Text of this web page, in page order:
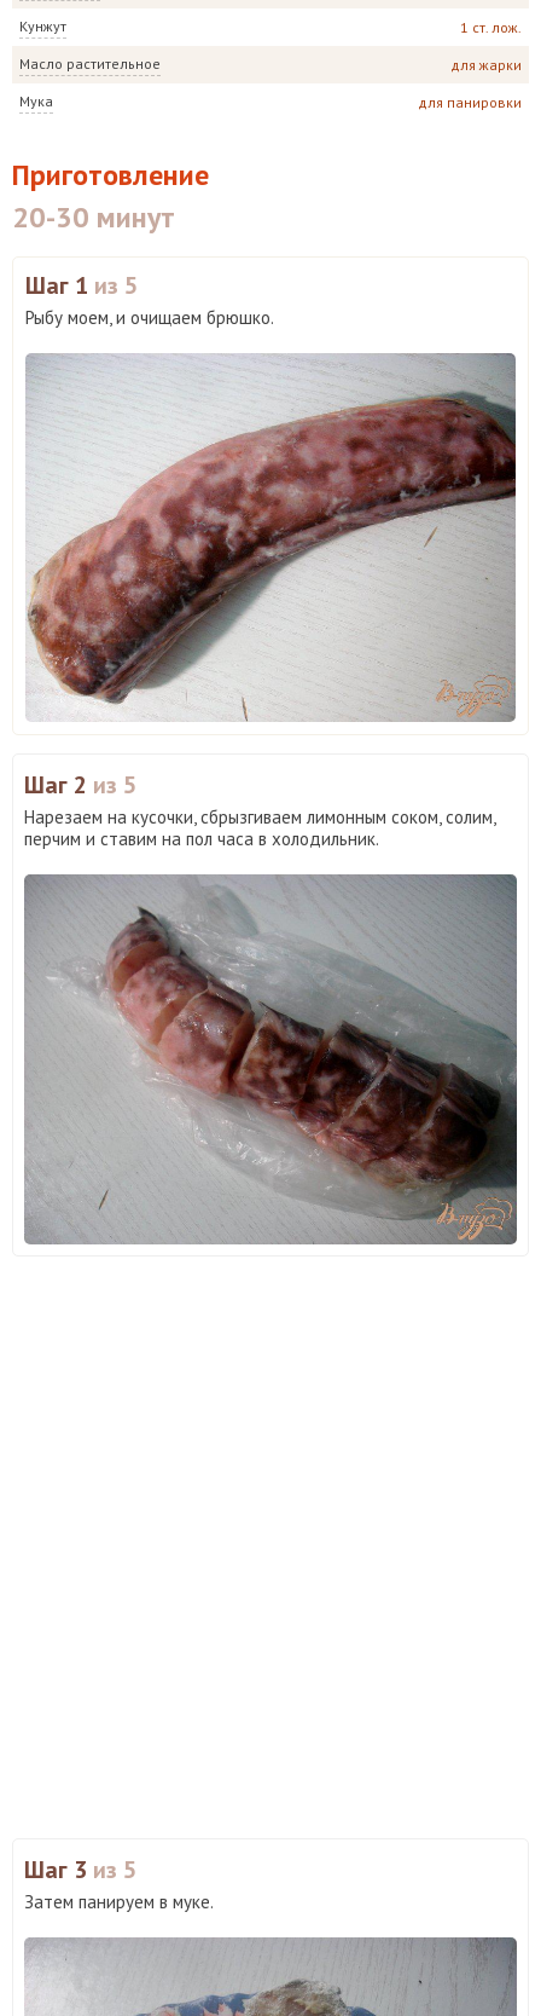
Кунжут 1 ст. лож.
Масло растительное для жарки
Мука для панировки
Приготовление
20-30 минут
Шаг 1 из 5
Рыбу моем, и очищаем брюшко.
Шаг 2 из 5
Нарезаем на кусочки, сбрызгиваем лимонным соком, солим,
перчим и ставим на пол часа в холодильник.
Шаг 3 из 5
Затем панируем в муке.